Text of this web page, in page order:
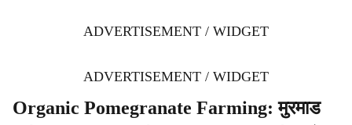
ADVERTISEMENT / WIDGET
ADVERTISEMENT / WIDGET
Organic Pomegranate Farming: मुरमाड